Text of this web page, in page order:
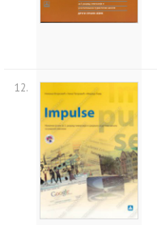
12.